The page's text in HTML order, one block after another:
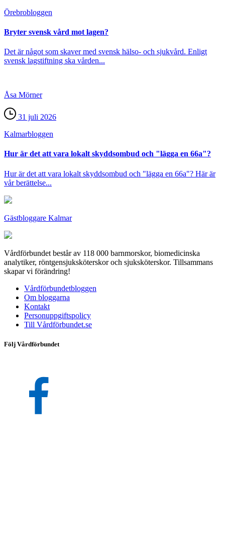
Örebro­bloggen
Bryter svensk vård mot lagen?
Det är något som skaver med svensk hälso- och sjukvård. Enligt
svensk lagstiftning ska vården...
Åsa Mörner
31 juli 2026
Kalmar­bloggen
Hur är det att vara lokalt skyddsombud och "lägga en 66a"?
Hur är det att vara lokalt skyddsombud och "lägga en 66a"? Här är
vår berättelse...
Gästbloggare Kalmar
Vårdförbundet består av 118 000 barnmorskor, biomedicinska
analytiker, röntgensjuksköterskor och sjuksköterskor. Tillsammans
skapar vi förändring!
Vårdförbundetbloggen
Om bloggarna
Kontakt
Personuppgiftspolicy
Till Vårdförbundet.se
Följ Vårdförbundet